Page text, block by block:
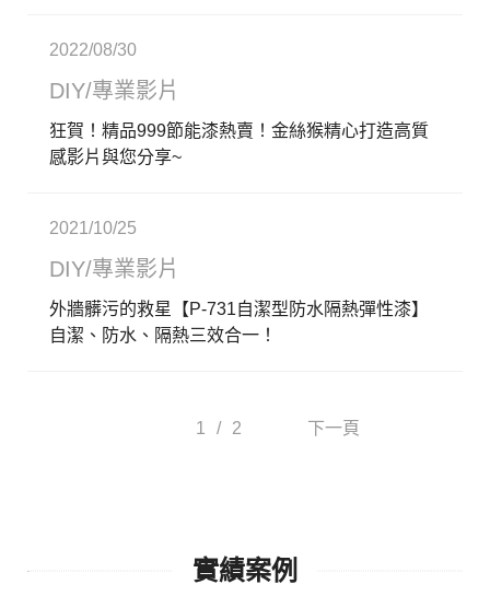
2022/08/30
DIY/專業影片
狂賀！精品999節能漆熱賣！金絲猴精心打造高質
感影片與您分享~
2021/10/25
DIY/專業影片
外牆髒污的救星【P-731自潔型防水隔熱彈性漆】
自潔、防水、隔熱三效合一！
1 / 2 下一頁
實績案例